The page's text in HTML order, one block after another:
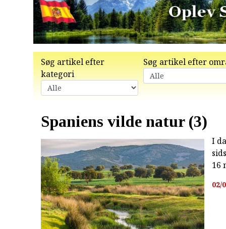
Søg artikel efter
kategori
Søg artikel efter
Spaniens vilde natur (3)
I
16
02/